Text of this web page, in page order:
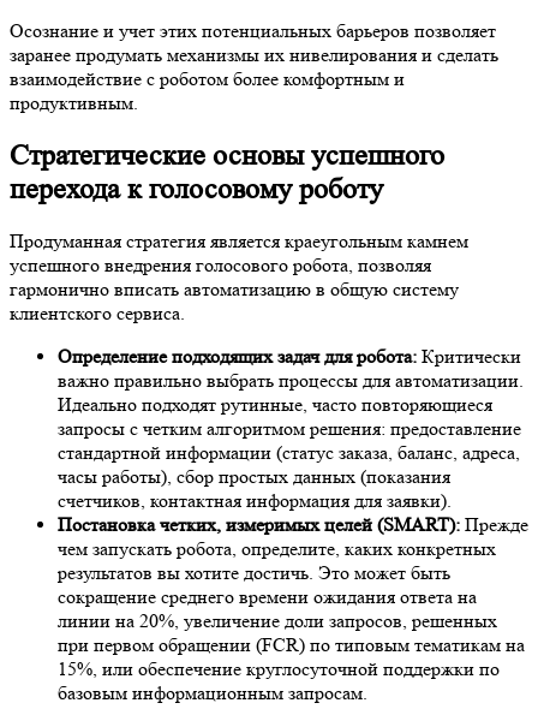
Осознание и учет этих потенциальных барьеров позволяет
заранее продумать механизмы их нивелирования и сделать
взаимодействие с роботом более комфортным и
продуктивным.
Стратегические основы успешного
перехода к голосовому роботу
Продуманная стратегия является краеугольным камнем
успешного внедрения голосового робота, позволяя
гармонично вписать автоматизацию в общую систему
клиентского сервиса.
Определение подходящих задач для робота: Критически
важно правильно выбрать процессы для автоматизации.
Идеально подходят рутинные, часто повторяющиеся
запросы с четким алгоритмом решения: предоставление
стандартной информации (статус заказа, баланс, адреса,
часы работы), сбор простых данных (показания
счетчиков, контактная информация для заявки).
Постановка четких, измеримых целей (SMART): Прежде
чем запускать робота, определите, каких конкретных
результатов вы хотите достичь. Это может быть
сокращение среднего времени ожидания ответа на
линии на 20%, увеличение доли запросов, решенных
при первом обращении (FCR) по типовым тематикам на
15%, или обеспечение круглосуточной поддержки по
базовым информационным запросам.